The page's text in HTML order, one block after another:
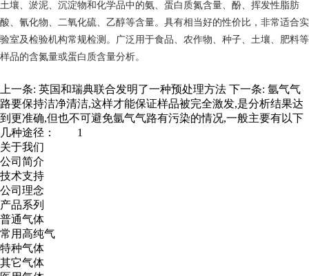
土壤、淤泥、沉淀物和化学品中的氨、蛋白质氮含量、酚、挥发性脂肪
酸、氰化物、二氧化硫、乙醇等含量。具有相当好的性价比，非常适合实
验室及检验机构常规检测。广泛用于食品、农作物、种子、土壤、肥料等
样品的含氮量或蛋白质含量分析。
上一条: 英国和瑞典联合发明了一种预处理方法 下一条: 氩气气
路要保持洁净清洁,这样才能保证样品被完全激发,是分析结果达
到更准确,但也不可避免氩气气路有污染的情况,一般主要有以下
几种途径： 1
关于我们
公司简介
技术支持
公司理念
产品系列
普通气体
常用高纯气
特种气体
其它气体